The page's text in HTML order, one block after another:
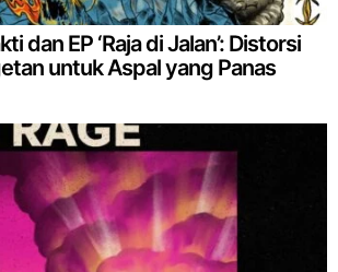
dan EP ‘Raja di Jalan’: Distorsi
untuk Aspal yang Panas